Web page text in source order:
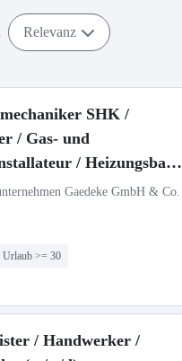
Relevanz
SHK /
/ Gas- und
/ Heizungsbauer
Gaedeke GmbH & Co.
Urlaub >= 30
/ Handwerker /